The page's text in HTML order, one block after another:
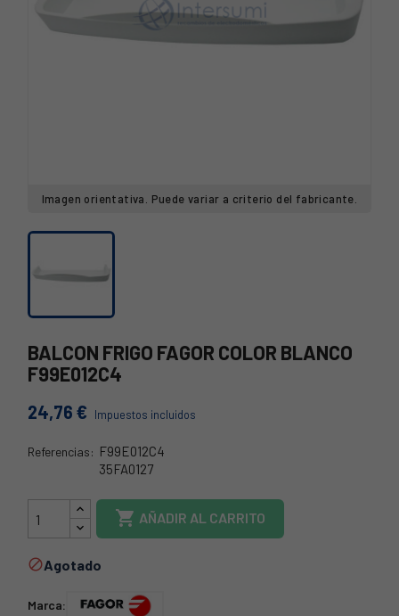
Imagen orientativa. Puede variar a criterio del fabricante.
BALCON FRIGO FAGOR COLOR BLANCO
F99E012C4
24,76 € Impuestos incluidos
Referencias: F99E012C4
35FA0127
 AÑADIR AL CARRITO
Agotado
Marca: